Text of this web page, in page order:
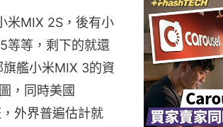
米MIX 2S，後有小
等等，剩下的就還
艦小米MIX 3的資
，同時美國
外界普遍估計就